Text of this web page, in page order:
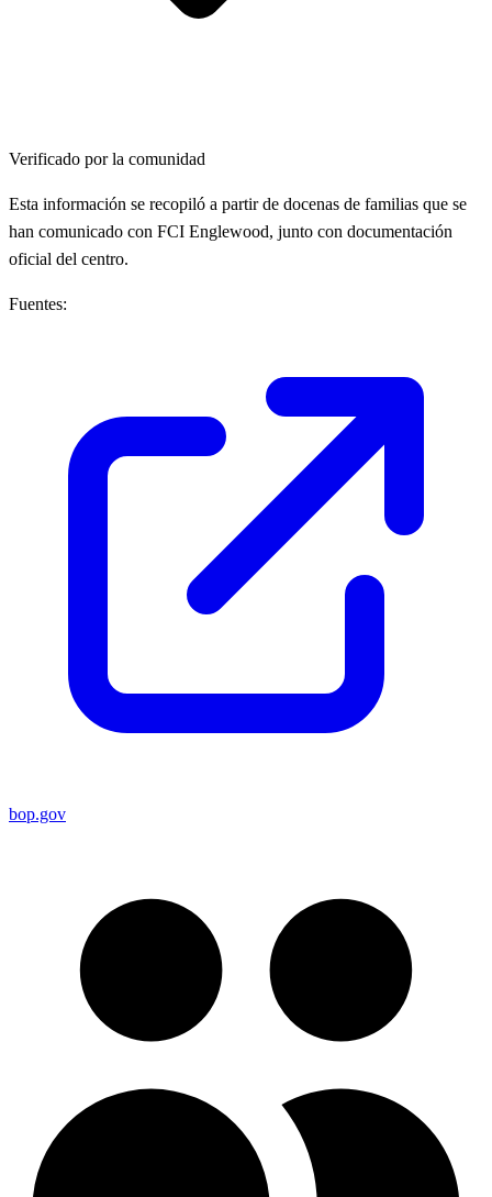
Verificado por la comunidad
Esta información se recopiló a partir de docenas de familias que se
han comunicado con FCI Englewood, junto con documentación
oficial del centro.
Fuentes:
bop.gov